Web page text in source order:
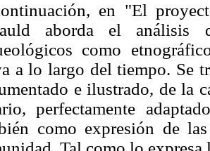
en "El
aborda el análisis
como
a lo largo del tiempo. Se
e ilustrado, de la
perfectamente
como expresión de